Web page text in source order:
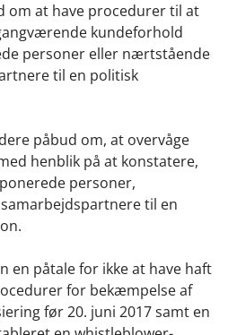
om at have procedurer til at
kundeforhold
personer eller nærtstående
til en politisk
påbud om, at overvåge
henblik på at konstatere,
personer,
til en
en påtale for ikke at have haft
for bekæmpelse af
før 20. juni 2017 samt en